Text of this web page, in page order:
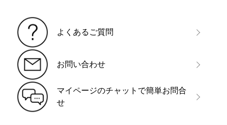
よくあるご質問
お問い合わせ
マイページのチャットで簡単お問合
せ